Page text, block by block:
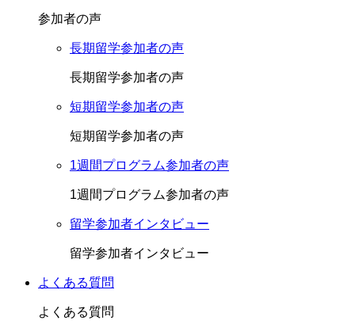
参加者の声
長期留学参加者の声
長期留学参加者の声
短期留学参加者の声
短期留学参加者の声
1週間プログラム参加者の声
1週間プログラム参加者の声
留学参加者インタビュー
留学参加者インタビュー
よくある質問
よくある質問